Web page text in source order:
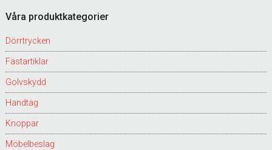
Våra produktkategorier
Dörrtrycken
Fästartiklar
Golvskydd
Handtag
Knoppar
Möbelbeslag